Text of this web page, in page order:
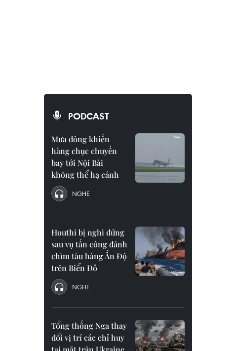
PODCAST
Mưa dông khiến
hàng chục chuyến
bay tới Nội Bài
không thể hạ cánh
NGHE
Houthi bị nghi đứng
sau vụ tấn công đánh
chìm tàu hàng Ấn Độ
trên Biển Đỏ
NGHE
Tổng thống Nga thay
đổi vị trí các chỉ huy